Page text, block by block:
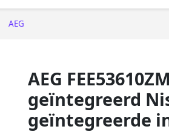
AEG
AEG
geïntegreerd
geïntegreerde